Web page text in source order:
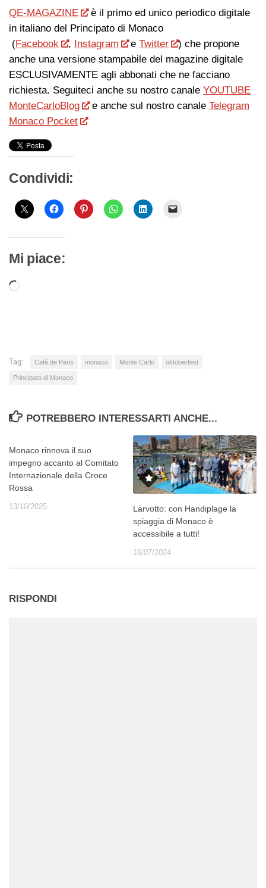
QE-MAGAZINE
è il primo ed unico periodico digitale
in italiano del Principato di Monaco
(Facebook , Instagram eTwitter
) che propone
anche una versione stampabile del magazine digitale
ESCLUSIVAMENTE agli abbonati che ne facciano
richiesta. Seguiteci anche su nostro canale YOUTUBE
MonteCarloBlog
e anche sul nostro canale Telegram
Monaco Pocket
Condividi:
Mi piace:
Caricamento
Tag: Café de Paris monaco Monte Carlo oktoberfest
Principato di Monaco
POTREBBERO INTERESSARTI ANCHE...
Monaco rinnova il suo
impegno accanto al Comitato
Internazionale della Croce
Rossa
13/10/2025
Larvotto: con Handiplage la
spiaggia di Monaco è
accessibile a tutti!
16/07/2024
RISPONDI